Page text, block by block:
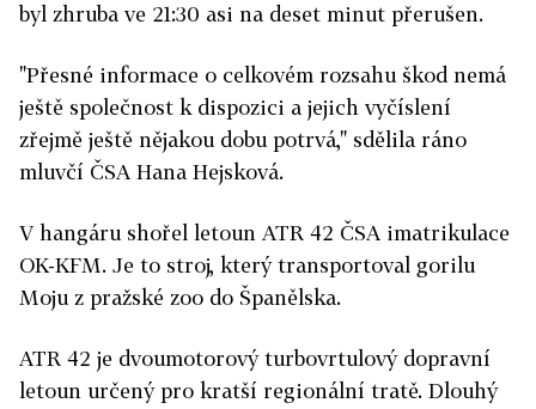
byl zhruba ve 21:30 asi na deset minut přerušen.
"Přesné informace o celkovém rozsahu škod nemá
ještě společnost k dispozici a jejich vyčíslení
zřejmě ještě nějakou dobu potrvá," sdělila ráno
mluvčí ČSA Hana Hejsková.
V hangáru shořel letoun ATR 42 ČSA imatrikulace
OK-KFM. Je to stroj, který transportoval gorilu
Moju z pražské zoo do Španělska.
ATR 42 je dvoumotorový turbovrtulový dopravní
letoun určený pro kratší regionální tratě. Dlouhý